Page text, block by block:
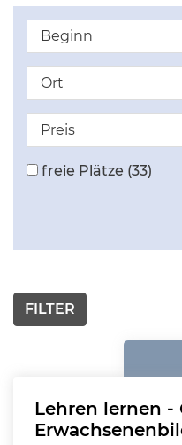
Beginn
Ort
Preis
freie Plätze (33)
FILTER
Lehren lernen -